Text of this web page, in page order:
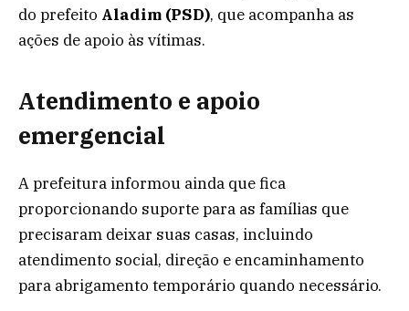
do prefeito Aladim (PSD), que acompanha as
ações de apoio às vítimas.
Atendimento e apoio
emergencial
A prefeitura informou ainda que fica
proporcionando suporte para as famílias que
precisaram deixar suas casas, incluindo
atendimento social, direção e encaminhamento
para abrigamento temporário quando necessário.